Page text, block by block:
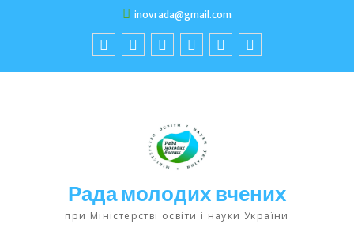
inovrada@gmail.com
Рада молодих вчених
при Міністерстві освіти і науки України